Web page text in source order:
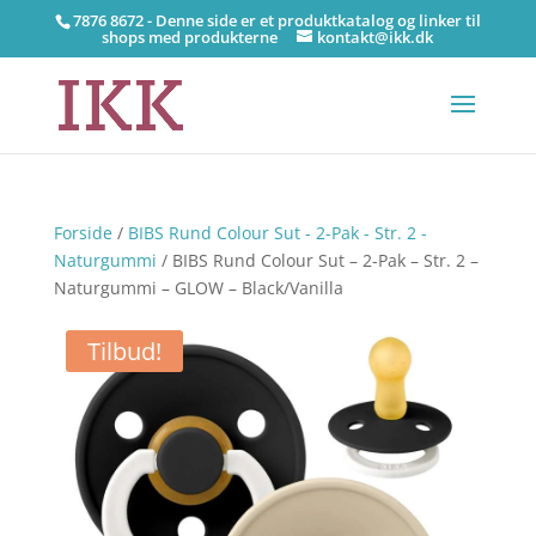
7876 8672 - Denne side er et produktkatalog og linker til
shops med produkterne kontakt@ikk.dk
Forside/ BIBS Rund Colour Sut - 2-Pak - Str. 2 -
Naturgummi / BIBS Rund Colour Sut – 2-Pak – Str. 2 –
Naturgummi – GLOW – Black/Vanilla
Tilbud!